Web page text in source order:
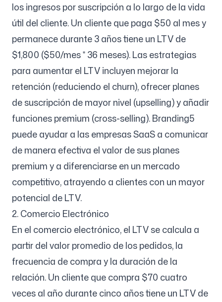
los ingresos por suscripción a lo largo de la vida
útil del cliente. Un cliente que paga $50 al mes y
permanece durante 3 años tiene un LTV de
$1,800 ($50/mes * 36 meses). Las estrategias
para aumentar el LTV incluyen mejorar la
retención (reduciendo el churn), ofrecer planes
de suscripción de mayor nivel (upselling) y añadir
funciones premium (cross-selling). Branding5
puede ayudar a las empresas SaaS a comunicar
de manera efectiva el valor de sus planes
premium y a diferenciarse en un mercado
competitivo, atrayendo a clientes con un mayor
potencial de LTV.
2. Comercio Electrónico
En el comercio electrónico, el LTV se calcula a
partir del valor promedio de los pedidos, la
frecuencia de compra y la duración de la
relación. Un cliente que compra $70 cuatro
veces al año durante cinco años tiene un LTV de